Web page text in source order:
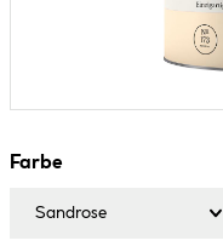
Farbe